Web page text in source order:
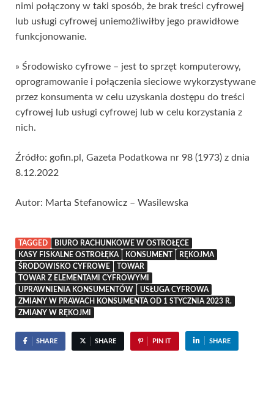
nimi połączony w taki sposób, że brak treści cyfrowej
lub usługi cyfrowej uniemożliwiłby jego prawidłowe
funkcjonowanie.
» Środowisko cyfrowe – jest to sprzęt komputerowy,
oprogramowanie i połączenia sieciowe wykorzystywane
przez konsumenta w celu uzyskania dostępu do treści
cyfrowej lub usługi cyfrowej lub w celu korzystania z
nich.
Źródło: gofin.pl, Gazeta Podatkowa nr 98 (1973) z dnia
8.12.2022
Autor: Marta Stefanowicz – Wasilewska
TAGGED
BIURO RACHUNKOWE W OSTROŁĘCE
KASY FISKALNE OSTROŁĘKA
KONSUMENT
RĘKOJMA
ŚRODOWISKO CYFROWE
TOWAR
TOWAR Z ELEMENTAMI CYFROWYMI
UPRAWNIENIA KONSUMENTÓW
USŁUGA CYFROWA
ZMIANY W PRAWACH KONSUMENTA OD 1 STYCZNIA 2023 R.
ZMIANY W RĘKOJMI
SHARE SHARE PIN IT SHARE